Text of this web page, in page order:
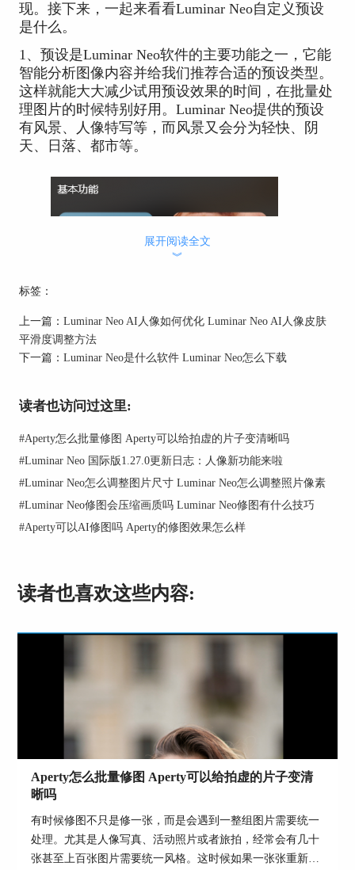
现。接下来，一起来看看Luminar Neo自定义预设
是什么。
1、预设是Luminar Neo软件的主要功能之一，它能
智能分析图像内容并给我们推荐合适的预设类型。
这样就能大大减少试用预设效果的时间，在批量处
理图片的时候特别好用。Luminar Neo提供的预设
有风景、人像特写等，而风景又会分为轻快、阴
天、日落、都市等。
2、打开推荐的预设类型后，可以尝试不同的样式
效果。如果我们觉得效果过于强烈，可以调低参数
数值来降低强度。比如本例应用的“清晰锐利”预
设，锐化程度比较高，可以将数值调到66，这样的
效果就会更合适。
展开阅读全文
︾
标签：
上一篇： Luminar Neo AI人像如何优化 Luminar Neo AI人像皮肤
平滑度调整方法
下一篇： Luminar Neo是什么软件 Luminar Neo怎么下载
读者也访问过这里:
#Aperty怎么批量修图 Aperty可以给拍虚的片子变清晰吗
#Luminar Neo 国际版1.27.0更新日志：人像新功能来啦
#Luminar Neo怎么调整图片尺寸 Luminar Neo怎么调整照片像素
#Luminar Neo修图会压缩画质吗 Luminar Neo修图有什么技巧
#Aperty可以AI修图吗 Aperty的修图效果怎么样
读者也喜欢这些内容:
Aperty怎么批量修图 Aperty可以给拍虚的片子变清
晰吗
有时候修图不只是修一张，而是会遇到一整组图片需要统一
处理。尤其是人像写真、活动照片或者旅拍，经常会有几十
张甚至上百张图片需要统一风格。这时候如果一张张重新调